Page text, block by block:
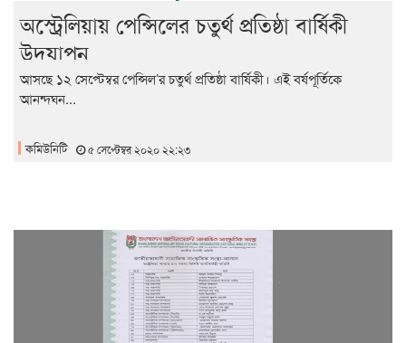
অস্ট্রেলিয়ায় পেন্সিলের চতুর্থ প্রতিষ্ঠা বার্ষিকী
উদযাপন
আসছে ১২ সেপ্টেম্বর পেন্সিল’র চতুর্থ প্রতিষ্ঠা বার্ষিকী। এই বর্ষপূর্তিকে
আনন্দঘন...
কমিউনিটি ৫ সেপ্টেম্বর ২০২০ ২২:২৩